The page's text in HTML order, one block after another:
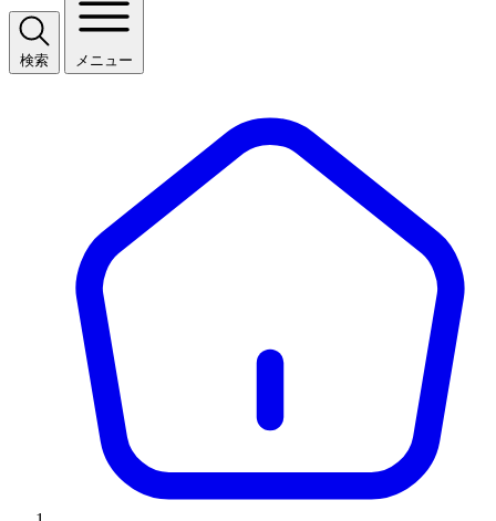
検索 メニュー